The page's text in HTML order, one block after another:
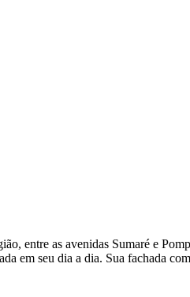
entre as avenidas Sumaré e
em seu dia a dia. Sua fachada